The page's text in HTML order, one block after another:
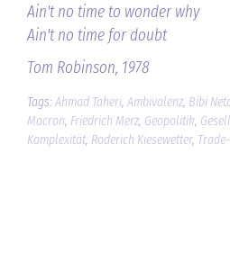
Ain't no time to wonder why
Ain't no time for doubt
Tom Robinson, 1978
Tags:Ahmad Taheri, Ambivalenz, Bibi
Macron, Friedrich Merz, Geopolitik,
Komplexität, Roderich Kiesewetter,